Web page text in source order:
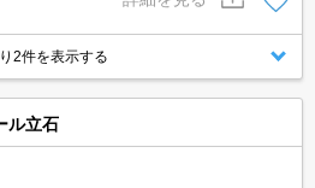
2件を表示する
ル立石